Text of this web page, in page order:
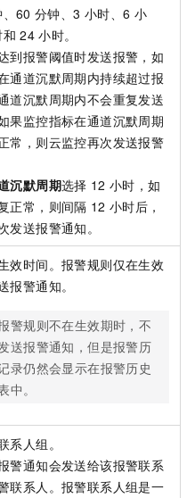
60 分钟、3 小时、6 小
24 小时。
到报警阈值时发送报警，如
通道沉默周期内持续超过报
道沉默周期内不会重复发送
果监控指标在通道沉默周期
常，则云监控再次发送报警
沉默周期选择 12 小时，如
正常，则间隔 12 小时后，
发送报警通知。
效时间。报警规则仅在生效
报警通知。
警规则不在生效期时，不
送报警通知，但是报警历
录仍然会显示在报警历史
中。
系人组。
警通知会发送给该报警联系
联系人。报警联系人组是一